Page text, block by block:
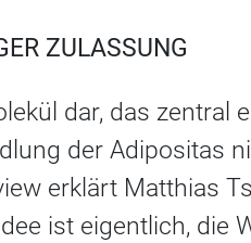
ZULASSUNG
dar, das zentral
der Adipositas
erklärt Matthias
ist eigentlich, die